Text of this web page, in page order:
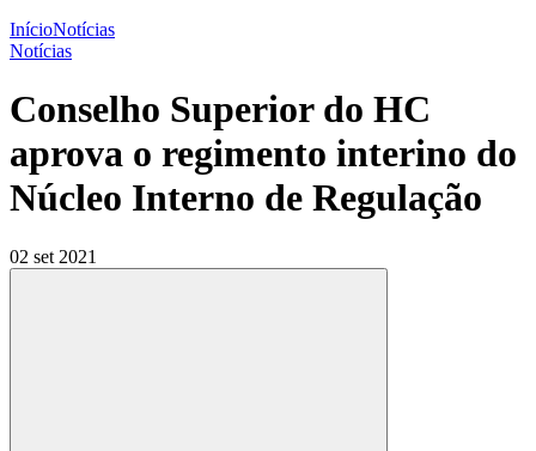
InícioNotícias
Notícias
Conselho Superior do HC
aprova o regimento interino do
Núcleo Interno de Regulação
02 set 2021